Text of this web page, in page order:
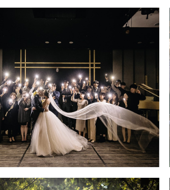
파라다이스웨딩 그랜드볼륨 원판 출
장사진